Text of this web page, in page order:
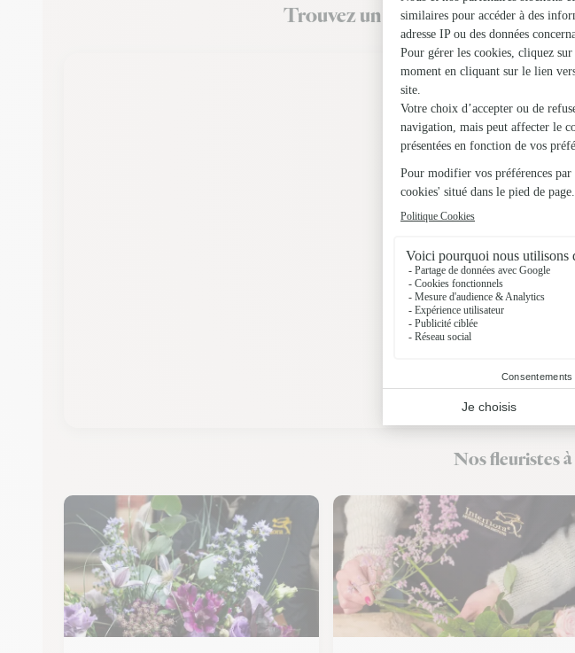
Trouvez un fleuriste Interflora à
Nos fleuristes